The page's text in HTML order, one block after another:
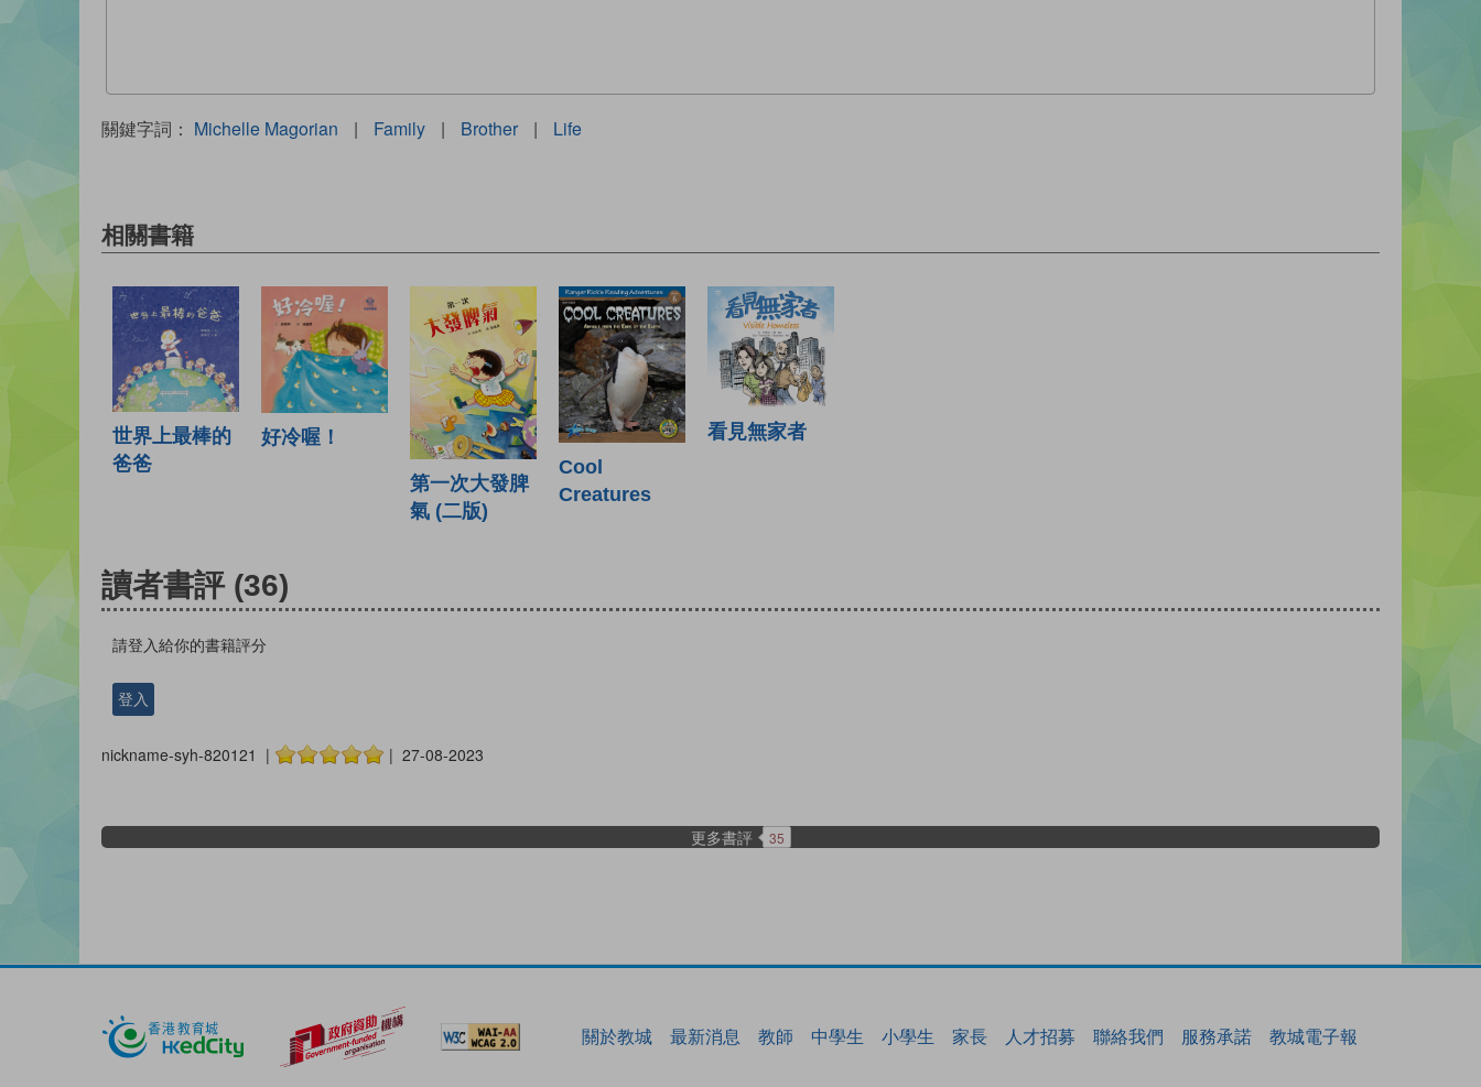
關鍵字詞： Michelle Magorian | Family | Brother | Life
相關書籍
世界上最棒的
爸爸
好冷喔！
第一次大發脾
氣 (二版)
Cool
Creatures
看見無家者
讀者書評 (36)
請登入給你的書籍評分
登入
nickname-syh-820121 | | 27-08-2023
更多書評 35
關於教城 最新消息 教師 中學生 小學生 家長 人才招募 聯絡我們 服務承諾 教城電子報